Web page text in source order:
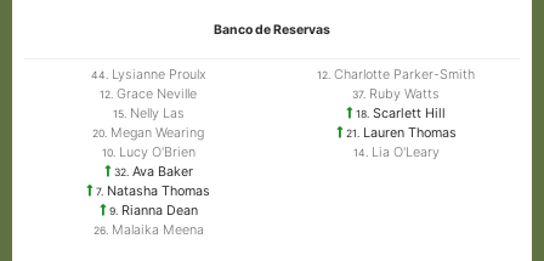
Banco de Reservas
44. Lysianne Proulx
12. Grace Neville
15.Nelly Las
20. Megan Wearing
10.Lucy O'Brien
32.Ava Baker
7. Natasha Thomas
9.Rianna Dean
26.Malaika Meena
12. Charlotte Parker-Smith
37. Ruby Watts
18. Scarlett Hill
21. Lauren Thomas
14. Lia O'Leary